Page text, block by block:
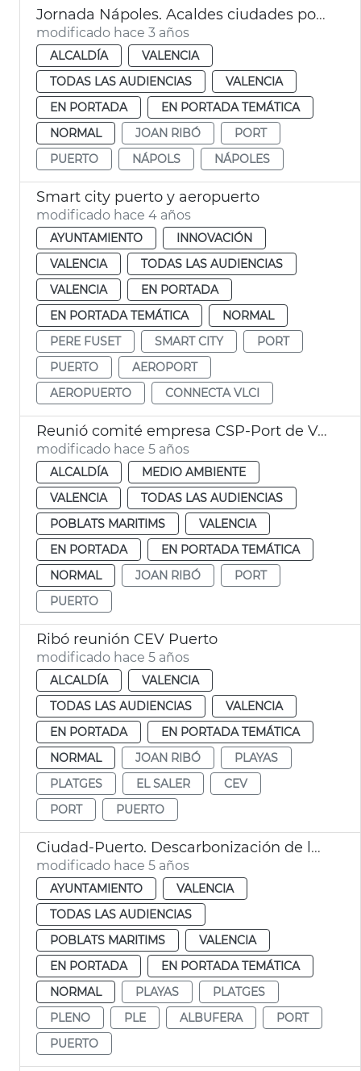
Jornada Nápoles. Acaldes ciudades portuarias
modificado hace 3 años
ALCALDÍA
VALENCIA
TODAS LAS AUDIENCIAS
VALENCIA
EN PORTADA
EN PORTADA TEMÁTICA
NORMAL
JOAN RIBÓ
PORT
PUERTO
NÁPOLS NÁPOLES
Smart city puerto y aeropuerto
modificado hace 4 años
AYUNTAMIENTO
INNOVACIÓN
VALENCIA
TODAS LAS AUDIENCIAS
VALENCIA
EN PORTADA
EN PORTADA TEMÁTICA
NORMAL
PERE FUSET
SMART CITY
PORT
PUERTO
AEROPORT
AEROPUERTO
CONNECTA VLCI
Reunió comité empresa CSP-Port de València
modificado hace 5 años
ALCALDÍA
MEDIO AMBIENTE
VALENCIA
TODAS LAS AUDIENCIAS
POBLATS MARITIMS
VALENCIA
EN PORTADA
EN PORTADA TEMÁTICA
NORMAL
JOAN RIBÓ
PORT
PUERTO
Ribó reunión CEV Puerto
modificado hace 5 años
ALCALDÍA
VALENCIA
TODAS LAS AUDIENCIAS
VALENCIA
EN PORTADA
EN PORTADA TEMÁTICA
NORMAL
JOAN RIBÓ
PLAYAS
PLATGES
EL SALER
CEV
PORT
PUERTO
Ciudad-Puerto. Descarbonización de la ciudad
modificado hace 5 años
AYUNTAMIENTO
VALENCIA
TODAS LAS AUDIENCIAS
POBLATS MARITIMS
VALENCIA
EN PORTADA
EN PORTADA TEMÁTICA
NORMAL
PLAYAS
PLATGES
PLENO
PLE ALBUFERA
PORT
PUERTO